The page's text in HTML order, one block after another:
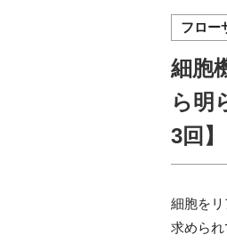
フロー
細胞
ら明
3回】
細胞を
求めら